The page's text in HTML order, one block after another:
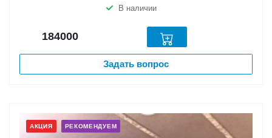
В наличии
184000
Задать вопрос
АКЦИЯ РЕКОМЕНДУЕМ